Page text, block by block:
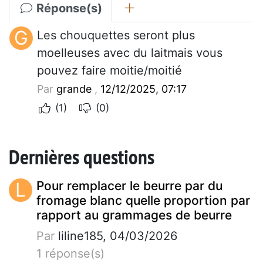
Réponse(s)
G
Les chouquettes seront plus
moelleuses avec du laitmais vous
pouvez faire moitie/moitié
Par grande , 12/12/2025, 07:17
(1)
(0)
Dernières questions
L
Pour remplacer le beurre par du
fromage blanc quelle proportion par
rapport au grammages de beurre
Par liline185, 04/03/2026
1 réponse(s)